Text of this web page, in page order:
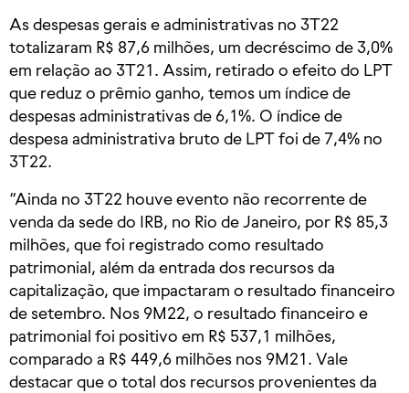
As despesas gerais e administrativas no 3T22
totalizaram R$ 87,6 milhões, um decréscimo de 3,0%
em relação ao 3T21. Assim, retirado o efeito do LPT
que reduz o prêmio ganho, temos um índice de
despesas administrativas de 6,1%. O índice de
despesa administrativa bruto de LPT foi de 7,4% no
3T22.
“Ainda no 3T22 houve evento não recorrente de
venda da sede do IRB, no Rio de Janeiro, por R$ 85,3
milhões, que foi registrado como resultado
patrimonial, além da entrada dos recursos da
capitalização, que impactaram o resultado financeiro
de setembro. Nos 9M22, o resultado financeiro e
patrimonial foi positivo em R$ 537,1 milhões,
comparado a R$ 449,6 milhões nos 9M21. Vale
destacar que o total dos recursos provenientes da